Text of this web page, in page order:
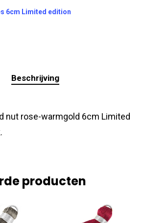
6cm Limited edition
Beschrijving
nut rose-warmgold 6cm Limited
producten